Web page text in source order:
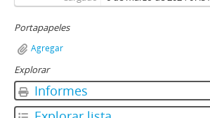
Portapapeles
Agregar
Explorar
Informes